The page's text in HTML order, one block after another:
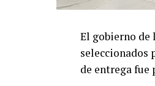
El gobierno de
seleccionados
de entrega fue